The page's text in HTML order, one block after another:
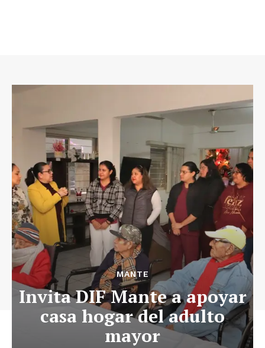
MANTE
Invita DIF Mante a apoyar
casa hogar del adulto
mayor